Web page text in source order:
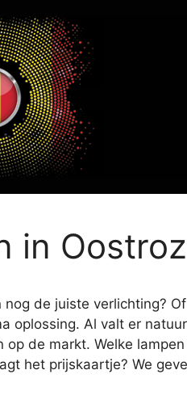
in
de juiste verlichting?
oplossing. Al valt er
de markt. Welke
het prijskaartje? We